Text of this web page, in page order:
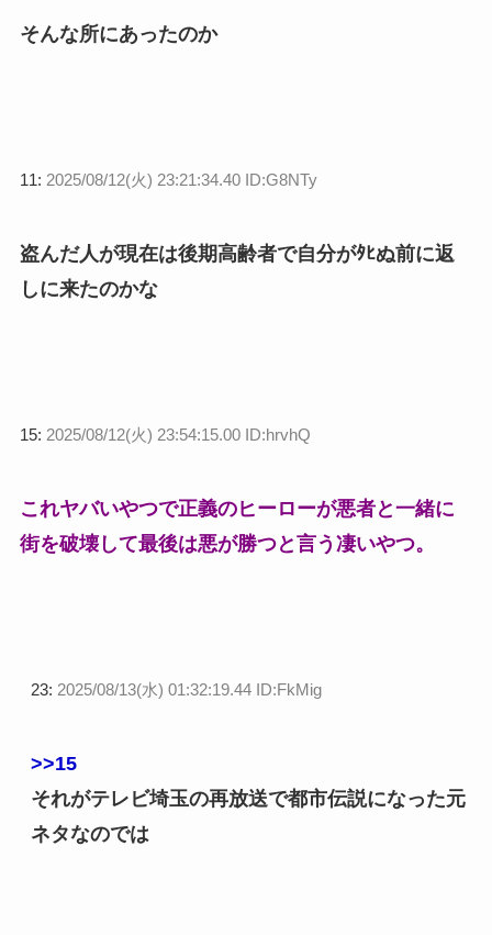
そんな所にあったのか
11: 2025/08/12(火) 23:21:34.40 ID:G8NTy
盗んだ人が現在は後期高齢者で自分がﾀﾋぬ前に返
しに来たのかな
15: 2025/08/12(火) 23:54:15.00 ID:hrvhQ
これヤバいやつで正義のヒーローが悪者と一緒に
街を破壊して最後は悪が勝つと言う凄いやつ。
23: 2025/08/13(水) 01:32:19.44 ID:FkMig
>>15
それがテレビ埼玉の再放送で都市伝説になった元
ネタなのでは